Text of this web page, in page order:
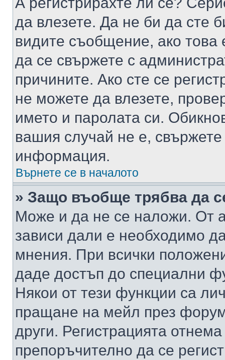
да влезете. Да не би да сте
видите съобщение, ако това
да се свържете с
причините. Ако сте се
не можете да влезете,
името и паролата си.
вашия случай не е,
информация.
Върнете се в началото
» Защо въобще трябва да
Може и да не се наложи. От
зависи дали е необходимо
мнения. При всички
даде достъп до специални
Някои от тези функции са
пращане на мейл през
други. Регистрацията
препоръчително да се